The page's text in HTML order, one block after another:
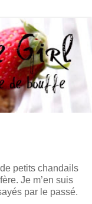
petits chandails
Je m’en suis
par le passé.